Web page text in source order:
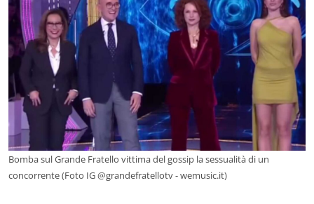
Bomba sul Grande Fratello vittima del gossip la sessualità di un
concorrente (Foto IG @grandefratellotv - wemusic.it)